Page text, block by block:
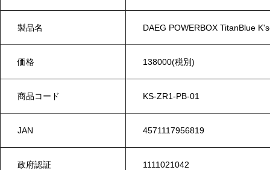
製品名 DAEG POWERBOX TitanBlue
価格 138000(税別)
商品コード KS-ZR1-PB-01
JAN 4571117956819
政府認証 1111021042